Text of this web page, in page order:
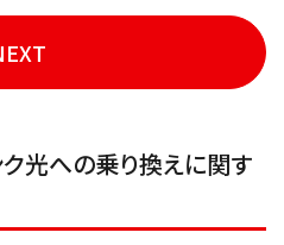
ク光への乗り換えに関す